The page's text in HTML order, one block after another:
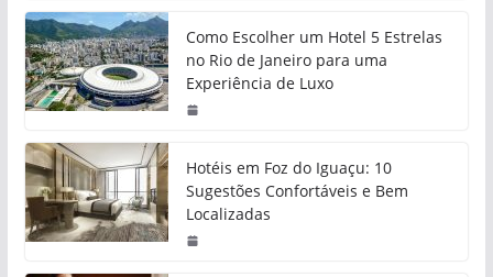
Como Escolher um Hotel 5 Estrelas
no Rio de Janeiro para uma
Experiência de Luxo
Hotéis em Foz do Iguaçu: 10
Sugestões Confortáveis e Bem
Localizadas